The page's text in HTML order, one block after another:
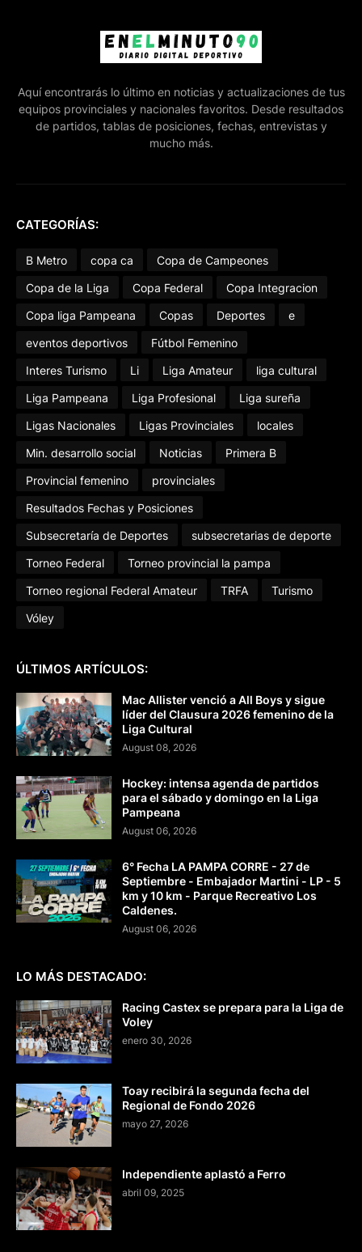
Aquí encontrarás lo último en noticias y actualizaciones de tus
equipos provinciales y nacionales favoritos. Desde resultados
de partidos, tablas de posiciones, fechas, entrevistas y
mucho más.
CATEGORÍAS:
B Metro copa ca
Copa de Campeones
Copa de la Liga
Copa Federal
Copa Integracion
Copa liga Pampeana
Copas Deportes
e
eventos deportivos
Fútbol Femenino
Interes Turismo
Li Liga Amateur
liga cultural
Liga Pampeana
Liga Profesional
Liga sureña
Ligas Nacionales
Ligas Provinciales
locales
Min. desarrollo social
Noticias
Primera B
Provincial femenino
provinciales
Resultados Fechas y Posiciones
Subsecretaría de Deportes
subsecretarias de deporte
Torneo Federal
Torneo provincial la pampa
Torneo regional Federal Amateur
TRFA
Turismo
Vóley
ÚLTIMOS ARTÍCULOS:
Mac Allister venció a All Boys y sigue
líder del Clausura 2026 femenino de la
Liga Cultural
August 08, 2026
Hockey: intensa agenda de partidos
para el sábado y domingo en la Liga
Pampeana
August 06, 2026
6° Fecha LA PAMPA CORRE - 27 de
Septiembre - Embajador Martini - LP - 5
km y 10 km - Parque Recreativo Los
Caldenes.
August 06, 2026
LO MÁS DESTACADO:
Racing Castex se prepara para la Liga de
Voley
enero 30, 2026
Toay recibirá la segunda fecha del
Regional de Fondo 2026
mayo 27, 2026
Independiente aplastó a Ferro
abril 09, 2025